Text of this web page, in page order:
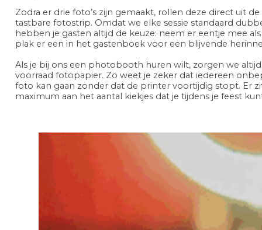
Zodra er drie foto’s zijn gemaakt, rollen deze direct uit
tastbare fotostrip. Omdat we elke sessie standaard
hebben je gasten altijd de keuze: neem er eentje mee
plak er een in het gastenboek voor een blijvende
Als je bij ons een photobooth huren wilt, zorgen we
voorraad fotopapier. Zo weet je zeker dat iedereen
foto kan gaan zonder dat de printer voortijdig stopt. Er
maximum aan het aantal kiekjes dat je tijdens je feest